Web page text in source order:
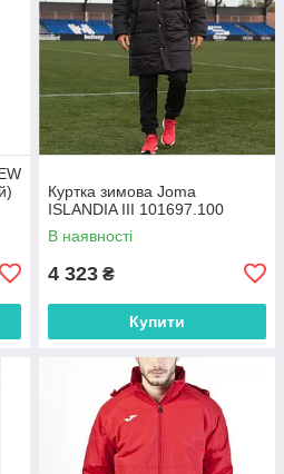
Куртка зимова Joma
ISLANDIA III 101697.100
В наявності
4 323 ₴
Купити